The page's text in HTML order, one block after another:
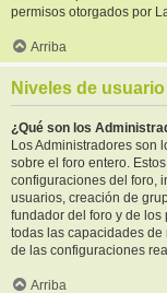
permisos otorgados por
Arriba
Niveles de
¿Qué son los
Los Administradores son
sobre el foro entero.
configuraciones del foro,
usuarios, creación de
fundador del foro y de los
todas las capacidades
de las configuraciones
Arriba